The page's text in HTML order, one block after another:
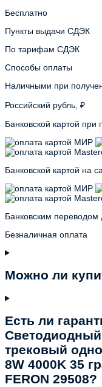
Бесплатно
Пункты выдачи СДЭК
По тарифам СДЭК
Способы оплаты
Наличными при
Российский рубль, ₽
Банковской картой при
Банковской картой на
Банковским
Безналичная оплата
Можно ли
Есть ли
Светодиодный
трековый
8W 4000K 35
FERON 29508?